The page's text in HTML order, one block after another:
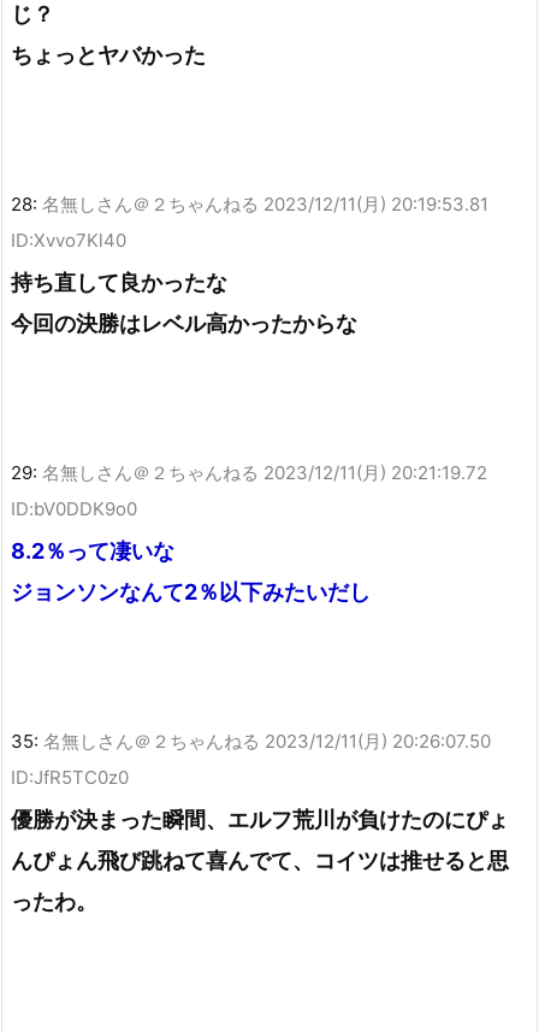
じ？
ちょっとヤバかった
28: 名無しさん＠２ちゃんねる 2023/12/11(月) 20:19:53.81
ID:Xvvo7Kl40
持ち直して良かったな
今回の決勝はレベル高かったからな
29: 名無しさん＠２ちゃんねる 2023/12/11(月) 20:21:19.72
ID:bV0DDK9o0
8.2％って凄いな
ジョンソンなんて2％以下みたいだし
35: 名無しさん＠２ちゃんねる 2023/12/11(月) 20:26:07.50
ID:JfR5TC0z0
優勝が決まった瞬間、エルフ荒川が負けたのにぴょ
んぴょん飛び跳ねて喜んでて、コイツは推せると思
ったわ。